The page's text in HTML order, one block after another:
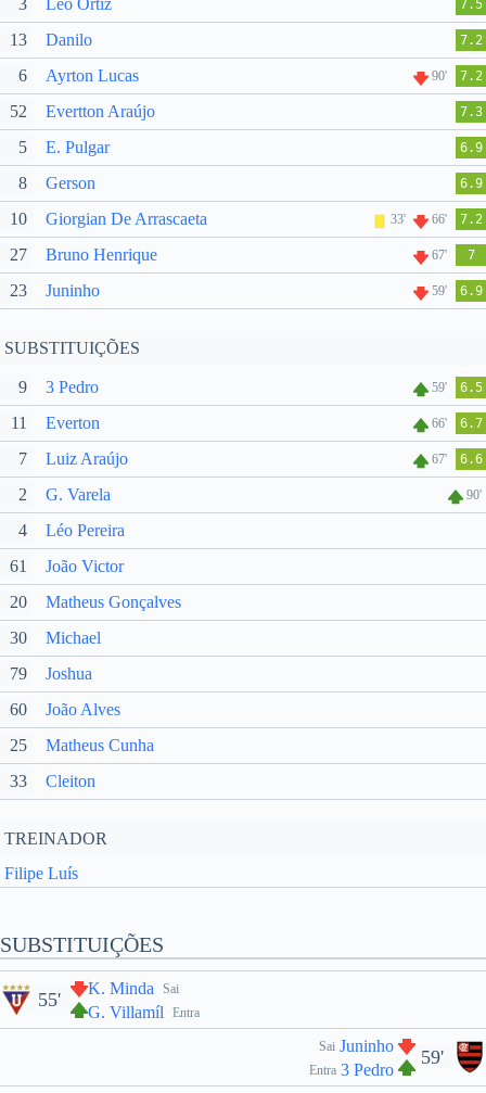
3 Léo Ortiz 7.5
13 Danilo 7.2
6 Ayrton Lucas 90' 7.2
52 Evertton Araújo 7.3
5 E. Pulgar 6.9
8 Gerson 6.9
10 Giorgian De Arrascaeta 33' 66' 7.2
27 Bruno Henrique 67' 7
23 Juninho 59' 6.9
SUBSTITUIÇÕES
9 3 Pedro 59' 6.5
11 Everton 66' 6.7
7 Luiz Araújo 67' 6.6
2 G. Varela 90'
4
Léo Pereira
61
João Victor
20
Matheus Gonçalves
30
Michael
79
Joshua
60
João Alves
25
Matheus Cunha
33
Cleiton
TREINADOR
Filipe Luís
SUBSTITUIÇÕES
Sai
K. Minda
Entra
G. Villamíl
55'
59'
Sai Juninho
Entra 3 Pedro